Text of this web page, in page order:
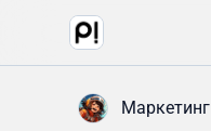
Маркетинг